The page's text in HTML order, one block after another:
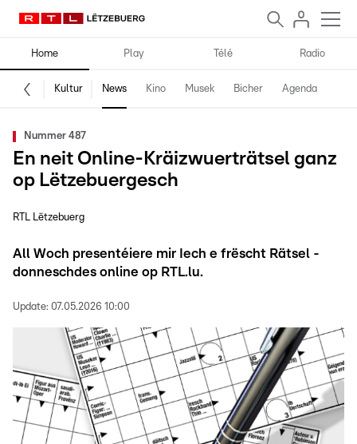
Home Play Télé Radio
Kultur News Kino Musek Bicher Agenda
Nummer 487
En neit Online-Kräizwuerträtsel ganz
op Lëtzebuergesch
RTL Lëtzebuerg
All Woch presentéiere mir Iech e frëscht Rätsel -
donneschdes online op RTL.lu.
Update: 07.05.2026 10:00